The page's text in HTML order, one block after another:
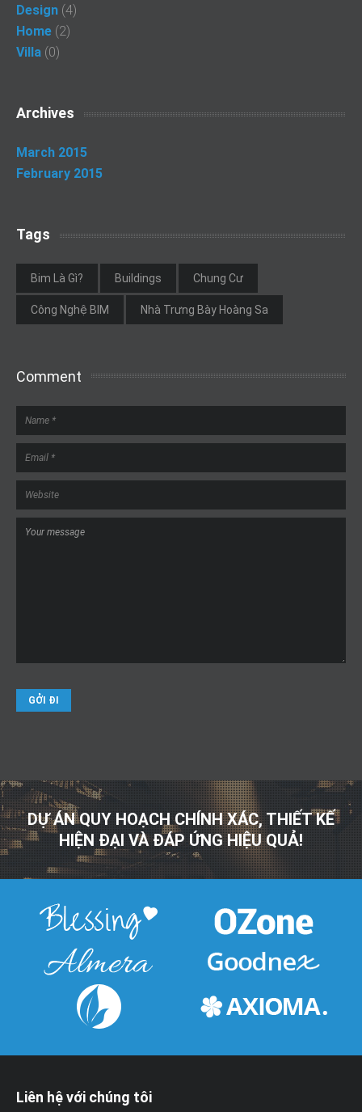
Design (4)
Home (2)
Villa (0)
Archives
March 2015
February 2015
Tags
Bim Là Gì? Buildings Chung Cư
Công Nghệ BIM Nhà Trưng Bày Hoàng Sa
Comment
DỰ ÁN QUY HOẠCH CHÍNH XÁC, THIẾT KẾ
HIỆN ĐẠI VÀ ĐÁP ỨNG HIỆU QUẢ!
Liên hệ với chúng tôi